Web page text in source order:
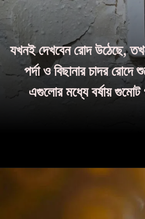
যখনই দেখবেন রোদ উঠেছে,
পর্দা ও বিছানার চাদর
এগুলোর মধ্যে বর্ষায়